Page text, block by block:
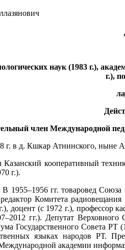
наук (1983 г.),
г.),
член Международной
г. в д. Кшкар Атнинского, ныне
кооперативный
г.).
В 1955–1956 гг. товаровед
Комитета
доцент (с 1972 г.), профессор
гг.). Депутат
Государственного Совета
языках народов РТ.
академии